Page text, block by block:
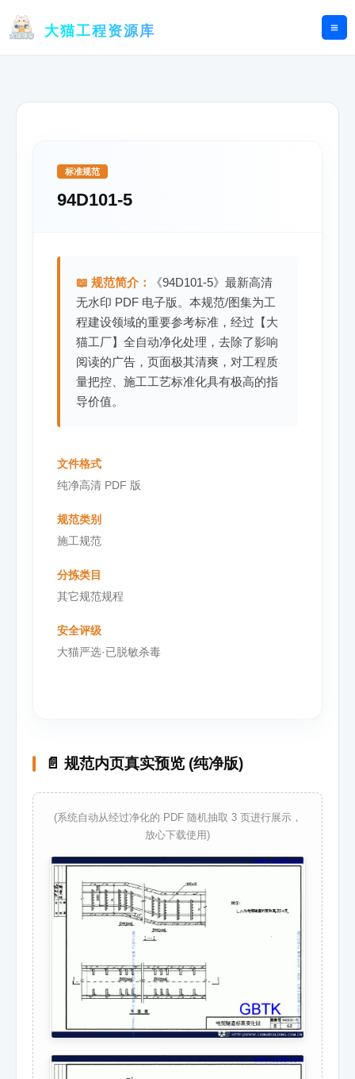
大猫工程资源库
标准规范
94D101-5
📖 规范简介：
《94D101-5》最新高清
无水印 PDF 电子版。本规范/图集为工
程建设领域的重要参考标准，经过【大
猫工厂】全自动净化处理，去除了影响
阅读的广告，页面极其清爽，对工程质
量把控、施工工艺标准化具有极高的指
导价值。
文件格式
纯净高清 PDF 版
规范类别
施工规范
分拣类目
其它规范规程
安全评级
大猫严选·已脱敏杀毒
📄 规范内页真实预览 (纯净版)
(系统自动从经过净化的 PDF 随机抽取 3 页进行展示，
放心下载使用)